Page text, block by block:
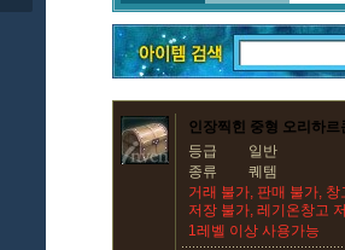
인장찍힌 중형 오리하르
등급
일반
종류
퀘템
거래 불가, 판매 불가,
저장 불가, 레기온창고
1레벨 이상 사용가능